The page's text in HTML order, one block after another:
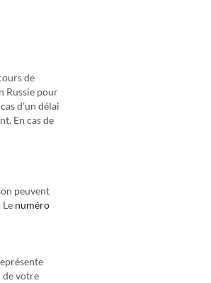
de
Russie pour
d’un délai
En cas de
peuvent
Le numéro
de votre